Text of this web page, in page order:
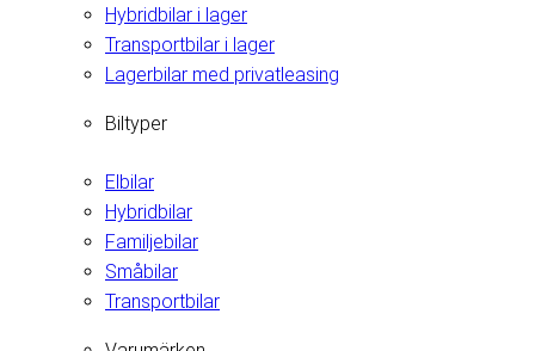
Hybridbilar i lager
Transportbilar i lager
Lagerbilar med privatleasing
Biltyper
Elbilar
Hybridbilar
Familjebilar
Småbilar
Transportbilar